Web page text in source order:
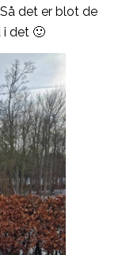
det er blot de
i det 🙂